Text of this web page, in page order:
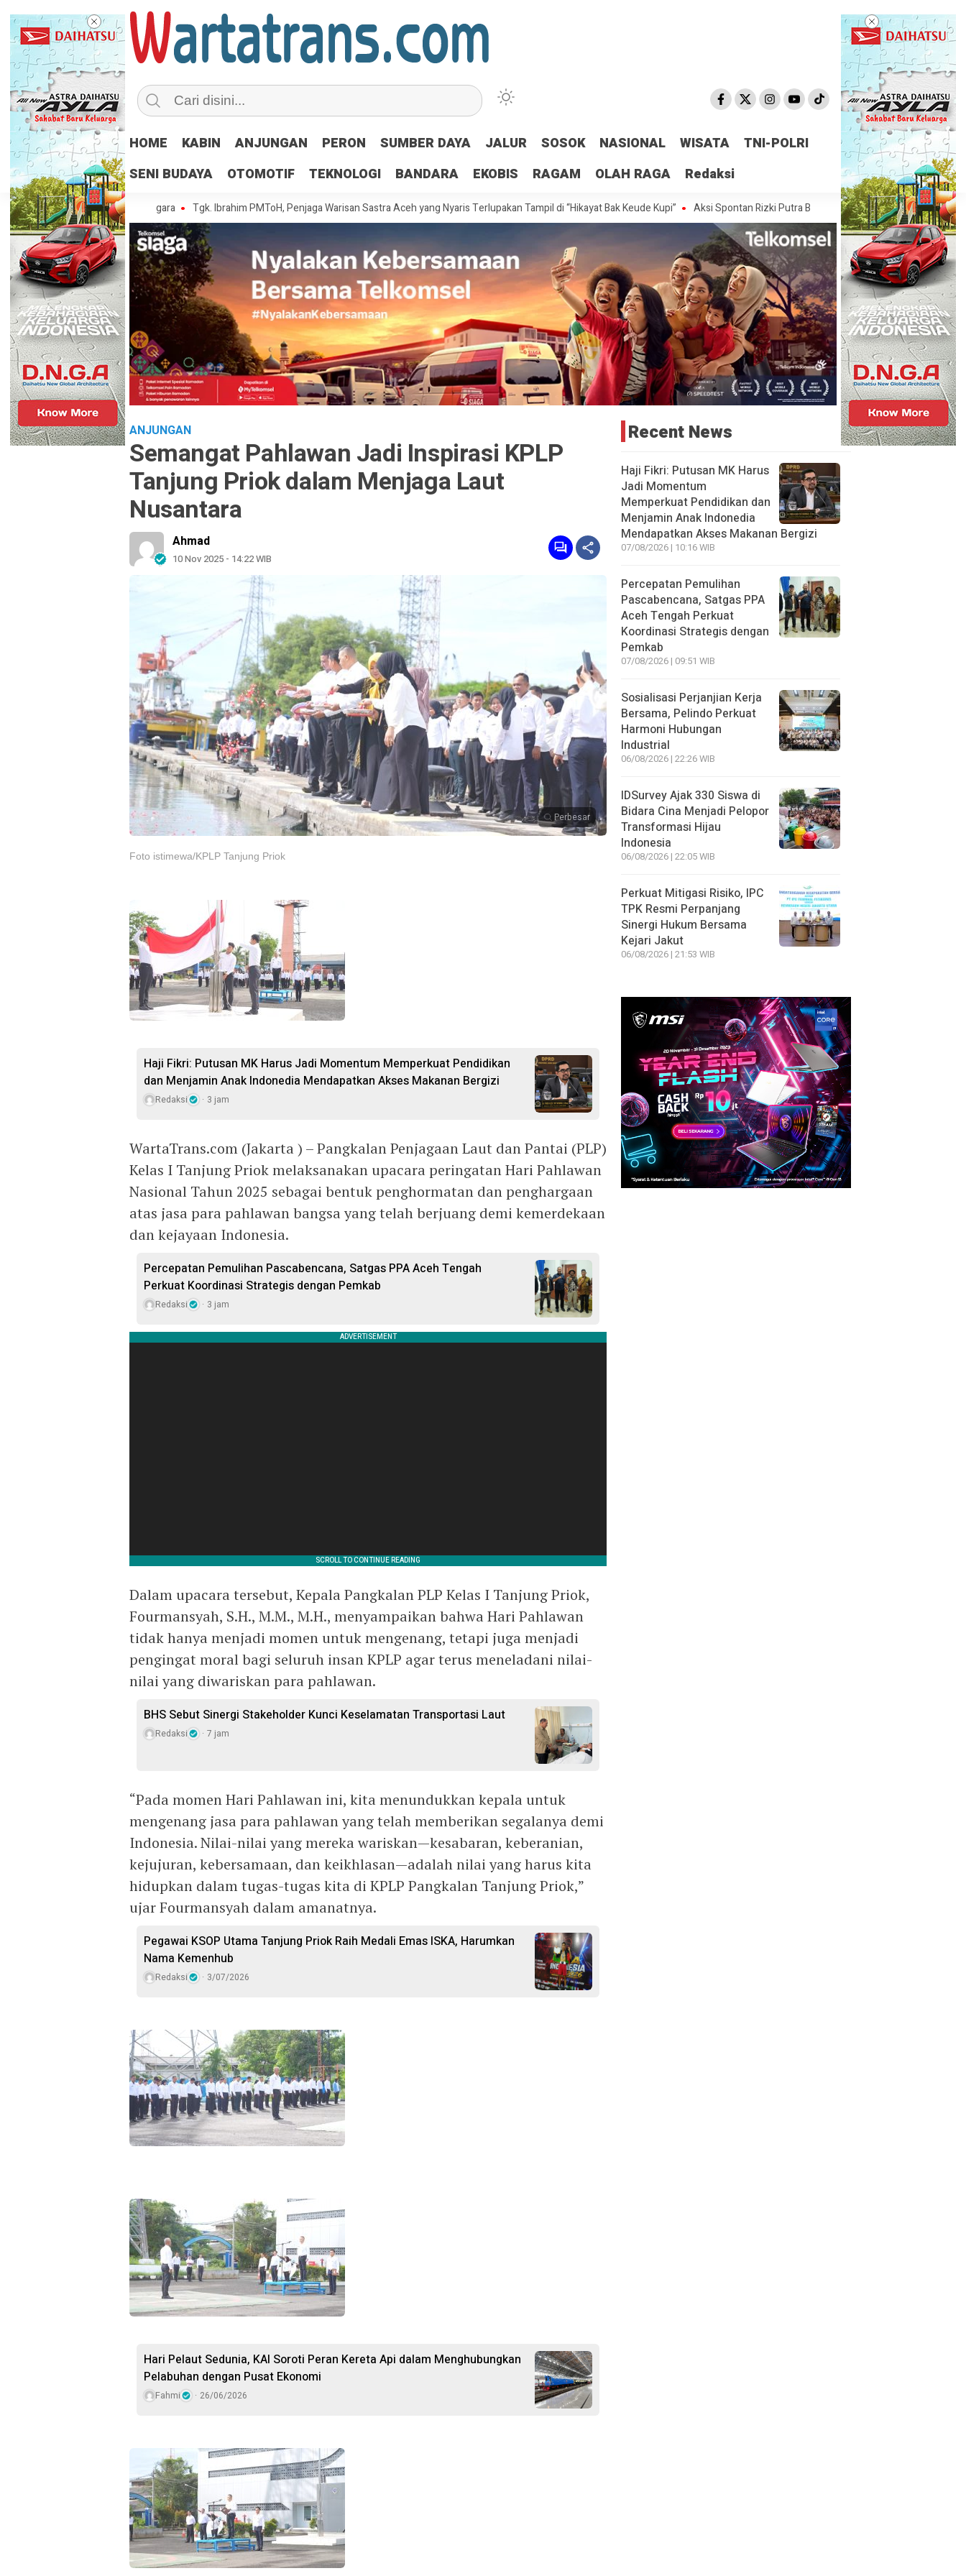
HOME KABIN ANJUNGAN PERON SUMBER DAYA JALUR SOSOK NASIONAL WISATA
TNI-POLRI
SENI BUDAYA
OTOMOTIF TEKNOLOGI BANDARA EKOBIS RAGAM OLAH RAGA Redaksi
Kedua di Asia Tenggara Tgk. Ibrahim PMToH, Penjaga Warisan Sastra Aceh yang Nyaris Terlupakan Tampil di “Hikayat Bak Keude Kupi” Aksi Spontan Rizki Putra Berbuah Dream Ticket di Main Drama Casting
ANJUNGAN
Semangat Pahlawan Jadi Inspirasi KPLP
Tanjung Priok dalam Menjaga Laut
Nusantara
Ahmad
10 Nov 2025 - 14:22 WIB
Perbesar
Foto istimewa/KPLP Tanjung Priok
Haji Fikri: Putusan MK Harus Jadi Momentum Memperkuat Pendidikan
dan Menjamin Anak Indonedia Mendapatkan Akses Makanan Bergizi
Redaksi 3 jam
WartaTrans.com (Jakarta ) – Pangkalan Penjagaan Laut dan Pantai (PLP)
Kelas I Tanjung Priok melaksanakan upacara peringatan Hari Pahlawan
Nasional Tahun 2025 sebagai bentuk penghormatan dan penghargaan
atas jasa para pahlawan bangsa yang telah berjuang demi kemerdekaan
dan kejayaan Indonesia.
Percepatan Pemulihan Pascabencana, Satgas PPA Aceh Tengah
Perkuat Koordinasi Strategis dengan Pemkab
Redaksi 3 jam
Dalam upacara tersebut, Kepala Pangkalan PLP Kelas I Tanjung Priok,
Fourmansyah, S.H., M.M., M.H., menyampaikan bahwa Hari Pahlawan
tidak hanya menjadi momen untuk mengenang, tetapi juga menjadi
pengingat moral bagi seluruh insan KPLP agar terus meneladani nilai-
nilai yang diwariskan para pahlawan.
BHS Sebut Sinergi Stakeholder Kunci Keselamatan Transportasi Laut
Redaksi 7 jam
“Pada momen Hari Pahlawan ini, kita menundukkan kepala untuk
mengenang jasa para pahlawan yang telah memberikan segalanya demi
Indonesia. Nilai-nilai yang mereka wariskan—kesabaran, keberanian,
kejujuran, kebersamaan, dan keikhlasan—adalah nilai yang harus kita
hidupkan dalam tugas-tugas kita di KPLP Pangkalan Tanjung Priok,”
ujar Fourmansyah dalam amanatnya.
Pegawai KSOP Utama Tanjung Priok Raih Medali Emas ISKA, Harumkan
Nama Kemenhub
Redaksi 3/07/2026
Hari Pelaut Sedunia, KAI Soroti Peran Kereta Api dalam Menghubungkan
Pelabuhan dengan Pusat Ekonomi
Fahmi 26/06/2026
Recent News
Haji Fikri: Putusan MK Harus
Jadi Momentum
Memperkuat Pendidikan dan
Menjamin Anak Indonedia
Mendapatkan Akses Makanan Bergizi
07/08/2026 | 10:16 WIB
Percepatan Pemulihan
Pascabencana, Satgas PPA
Aceh Tengah Perkuat
Koordinasi Strategis dengan
Pemkab
07/08/2026 | 09:51 WIB
Sosialisasi Perjanjian Kerja
Bersama, Pelindo Perkuat
Harmoni Hubungan
Industrial
06/08/2026 | 22:26 WIB
IDSurvey Ajak 330 Siswa di
Bidara Cina Menjadi Pelopor
Transformasi Hijau
Indonesia
06/08/2026 | 22:05 WIB
Perkuat Mitigasi Risiko, IPC
TPK Resmi Perpanjang
Sinergi Hukum Bersama
Kejari Jakut
06/08/2026 | 21:53 WIB